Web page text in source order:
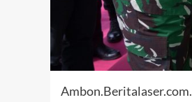
Ambon.Beritalaser.com.